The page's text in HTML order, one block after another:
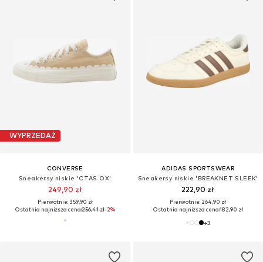
WYPRZEDAŻ
CONVERSE
Sneakersy niskie 'CTAS OX'
249,90 zł
Pierwotnie: 359,90 zł
Ostatnia najniższa cena:256,41 zł-2%
ADIDAS SPORTSWEAR
Sneakersy niskie 'BREAKNET SLEEK'
222,90 zł
Pierwotnie: 264,90 zł
Ostatnia najniższa cena:182,90 zł
+3